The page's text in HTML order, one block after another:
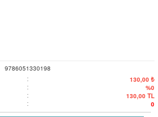
9786051330198
: 130,00 ₺
: %0
: 130,00 TL
: 0